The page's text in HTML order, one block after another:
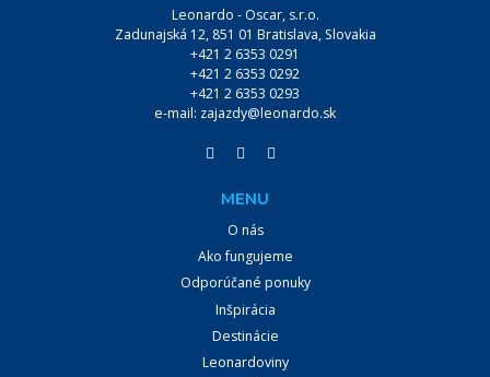
Leonardo - Oscar, s.r.o.
Zadunajská 12, 851 01 Bratislava, Slovakia
+421 2 6353 0291
+421 2 6353 0292
+421 2 6353 0293
e-mail: zajazdy@leonardo.sk
MENU
O nás
Ako fungujeme
Odporúčané ponuky
Inšpirácia
Destinácie
Leonardoviny